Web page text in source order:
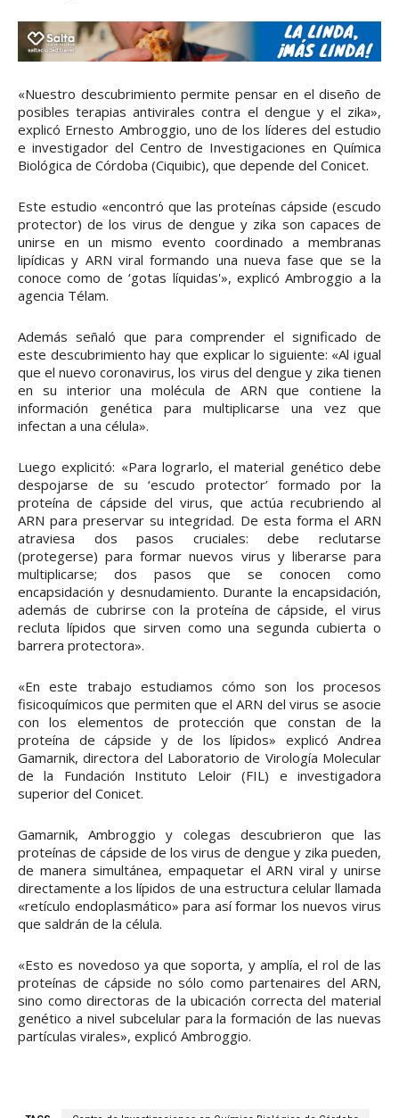
«Nuestro descubrimiento permite pensar en el diseño de
posibles terapias antivirales contra el dengue y el zika»,
explicó Ernesto Ambroggio, uno de los líderes del estudio
e investigador del Centro de Investigaciones en Química
Biológica de Córdoba (Ciquibic), que depende del Conicet.
Este estudio «encontró que las proteínas cápside (escudo
protector) de los virus de dengue y zika son capaces de
unirse en un mismo evento coordinado a membranas
lipídicas y ARN viral formando una nueva fase que se la
conoce como de ‘gotas líquidas'», explicó Ambroggio a la
agencia Télam.
Además señaló que para comprender el significado de
este descubrimiento hay que explicar lo siguiente: «Al igual
que el nuevo coronavirus, los virus del dengue y zika tienen
en su interior una molécula de ARN que contiene la
información genética para multiplicarse una vez que
infectan a una célula».
Luego explicitó: «Para lograrlo, el material genético debe
despojarse de su ‘escudo protector’ formado por la
proteína de cápside del virus, que actúa recubriendo al
ARN para preservar su integridad. De esta forma el ARN
atraviesa dos pasos cruciales: debe reclutarse
(protegerse) para formar nuevos virus y liberarse para
multiplicarse; dos pasos que se conocen como
encapsidación y desnudamiento. Durante la encapsidación,
además de cubrirse con la proteína de cápside, el virus
recluta lípidos que sirven como una segunda cubierta o
barrera protectora».
«En este trabajo estudiamos cómo son los procesos
fisicoquímicos que permiten que el ARN del virus se asocie
con los elementos de protección que constan de la
proteína de cápside y de los lípidos» explicó Andrea
Gamarnik, directora del Laboratorio de Virología Molecular
de la Fundación Instituto Leloir (FIL) e investigadora
superior del Conicet.
Gamarnik, Ambroggio y colegas descubrieron que las
proteínas de cápside de los virus de dengue y zika pueden,
de manera simultánea, empaquetar el ARN viral y unirse
directamente a los lípidos de una estructura celular llamada
«retículo endoplasmático» para así formar los nuevos virus
que saldrán de la célula.
«Esto es novedoso ya que soporta, y amplía, el rol de las
proteínas de cápside no sólo como partenaires del ARN,
sino como directoras de la ubicación correcta del material
genético a nivel subcelular para la formación de las nuevas
partículas virales», explicó Ambroggio.